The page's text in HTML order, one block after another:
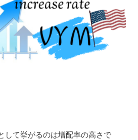
して挙がるのは増配率の高さで